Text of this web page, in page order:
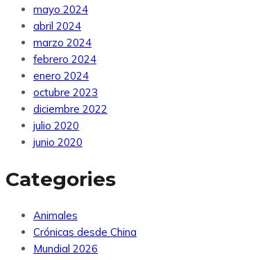
mayo 2024
abril 2024
marzo 2024
febrero 2024
enero 2024
octubre 2023
diciembre 2022
julio 2020
junio 2020
Categories
Animales
Crónicas desde China
Mundial 2026